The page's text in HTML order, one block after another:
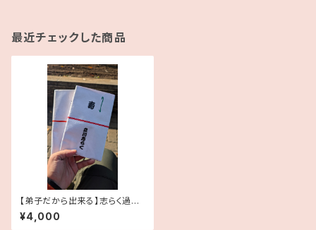
最近チェックした商品
【弟子だから出来る】志らく過去
手拭い（ランダム）2本セット【思
い出の品】
¥4,000